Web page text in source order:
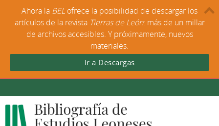
Ahora la BEL ofrece la posibilidad de descargar los
artículos de la revista Tierras de León: más de un millar
de archivos accesibles. Y próximamente, nuevos
materiales.
Ir a Descargas